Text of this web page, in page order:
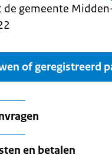
de gemeente
of geregistreerd
en betalen